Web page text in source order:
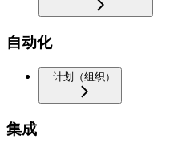
自动化
计划（组织）
集成